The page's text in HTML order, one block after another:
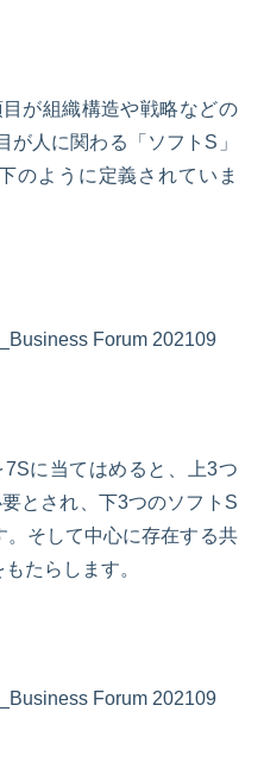
が組織構造や戦略などの
が人に関わる「ソフトS」
のように定義されていま
7Sに当てはめると、上3つ
とされ、下3つのソフトS
。そして中心に存在する共
たらします。